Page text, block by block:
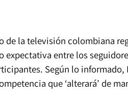
la televisión colombiana
expectativa entre los
Según lo
que ‘alterará’ de